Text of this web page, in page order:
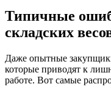
Типичные
складских
Даже опытные
которые приводят к
работе. Вот самые